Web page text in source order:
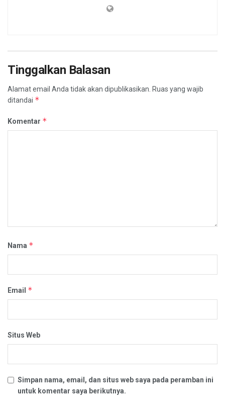
Tinggalkan Balasan
Alamat email Anda tidak akan dipublikasikan. Ruas yang wajib
ditandai *
Komentar *
Nama *
Email *
Situs Web
Simpan nama, email, dan situs web saya pada peramban ini
untuk komentar saya berikutnya.